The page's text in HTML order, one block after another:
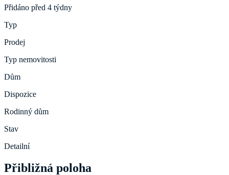
Přidáno před 4 týdny
Typ
Prodej
Typ nemovitosti
Dům
Dispozice
Rodinný dům
Stav
Detailní
Přibližná poloha